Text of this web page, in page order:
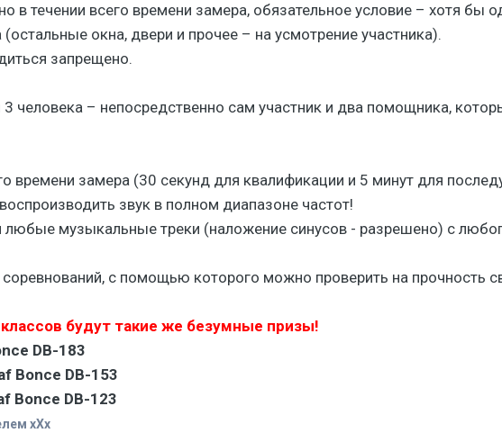
в течении всего времени замера, обязательное условие – хотя бы
окна, двери и прочее – на усмотрение участника).
запрещено.
человека – непосредственно сам участник и два помощника,
времени замера (30 секунд для квалификации и 5 минут для
звук в полном диапазоне частот!
музыкальные треки (наложение синусов - разрешено) с
с помощью которого можно проверить на прочность
будут такие же безумные призы!
DB-183
Bonce DB-153
Bonce DB-123
xXx